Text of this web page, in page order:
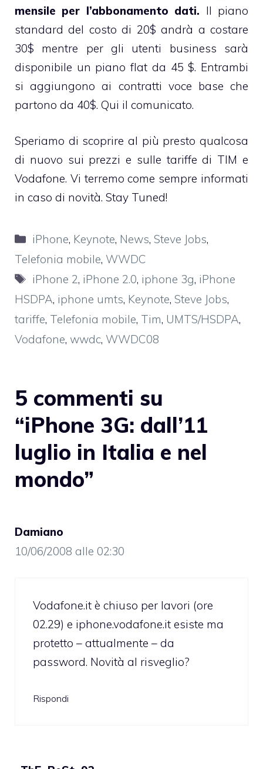
mensile per l’abbonamento dati. Il piano
standard del costo di 20$ andrà a costare
30$ mentre per gli utenti business sarà
disponibile un piano flat da 45 $. Entrambi
si aggiungono ai contratti voce base che
partono da 40$. Qui il comunicato.
Speriamo di scoprire al più presto qualcosa
di nuovo sui prezzi e sulle tariffe di TIM e
Vodafone. Vi terremo come sempre informati
in caso di novità. Stay Tuned!
Categorie
iPhone, Keynote, News,Steve Jobs,
Telefonia mobile, WWDC
Tag
iPhone 2, iPhone 2.0, iphone 3g, iPhone
HSDPA, iphone umts, Keynote, Steve Jobs,
tariffe, Telefonia mobile, Tim, UMTS/HSDPA,
Vodafone, wwdc, WWDC08
5 commenti su
“iPhone 3G: dall’11
luglio in Italia e nel
mondo”
Damiano
10/06/2008 alle 02:30
Vodafone.it è chiuso per lavori (ore
02.29) e iphone.vodafone.it esiste ma
protetto – attualmente – da
password. Novità al risveglio?
Rispondi